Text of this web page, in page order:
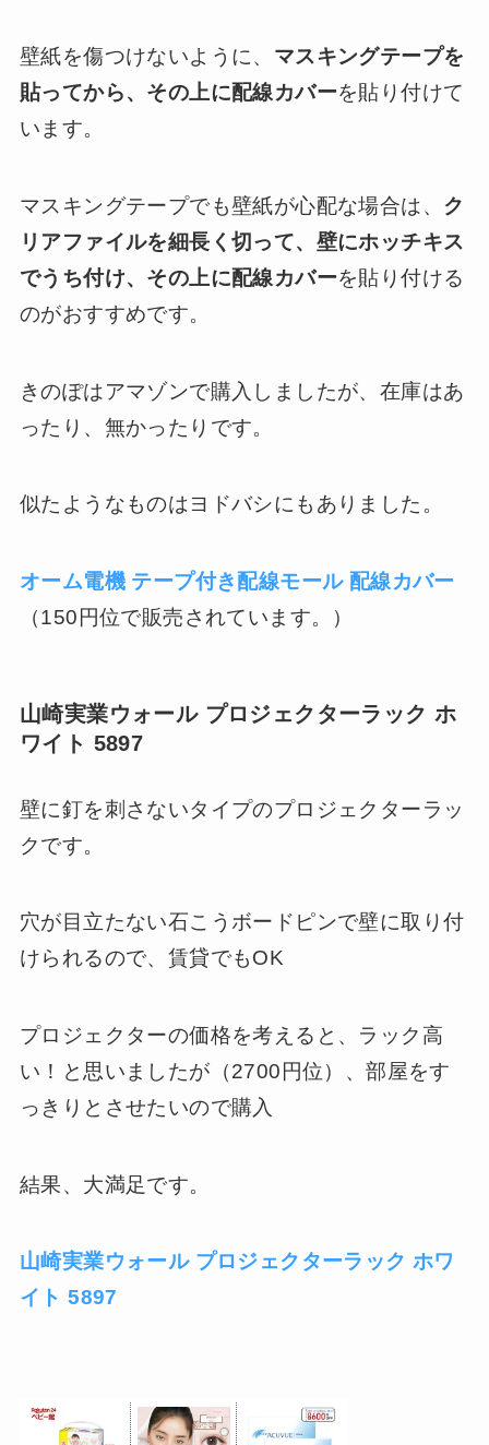
壁紙を傷つけないように、 マスキングテープを
貼ってから、その上に配線カバーを貼り付けて
います。
マスキングテープでも壁紙が心配な場合は、 ク
リアファイルを細長く切って、壁にホッチキス
でうち付け、その上に配線カバーを貼り付ける
のがおすすめです。
きのぽはアマゾンで購入しましたが、在庫はあ
ったり、無かったりです。
似たようなものはヨドバシにもありました。
オーム電機 テープ付き配線モール 配線カバー
（150円位で販売されています。）
山崎実業ウォール プロジェクターラック ホ
ワイト 5897
壁に釘を刺さないタイプのプロジェクターラッ
クです。
穴が目立たない石こうボードピンで壁に取り付
けられるので、賃貸でもOK
プロジェクターの価格を考えると、ラック高
い！と思いましたが（2700円位）、部屋をす
っきりとさせたいので購入
結果、大満足です。
山崎実業ウォール プロジェクターラック ホワ
イト 5897